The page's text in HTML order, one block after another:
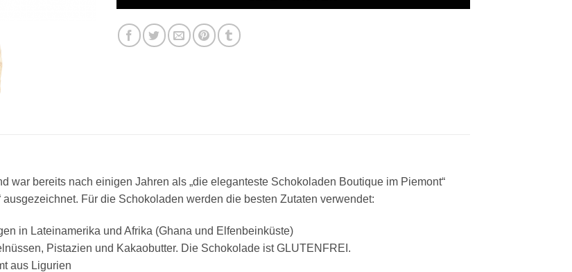
war bereits nach einigen Jahren als „die eleganteste Schokoladen Boutique im Piemont“
Für die Schokoladen werden die besten Zutaten verwendet:
in Lateinamerika und Afrika (Ghana und Elfenbeinküste)
Pistazien und Kakaobutter. Die Schokolade ist GLUTENFREI.
aus Ligurien